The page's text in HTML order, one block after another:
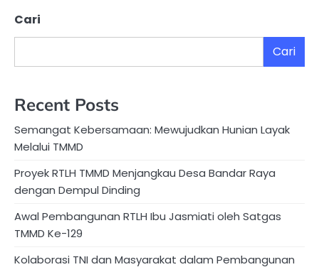
Cari
Cari
Recent Posts
Semangat Kebersamaan: Mewujudkan Hunian Layak
Melalui TMMD
Proyek RTLH TMMD Menjangkau Desa Bandar Raya
dengan Dempul Dinding
Awal Pembangunan RTLH Ibu Jasmiati oleh Satgas
TMMD Ke-129
Kolaborasi TNI dan Masyarakat dalam Pembangunan